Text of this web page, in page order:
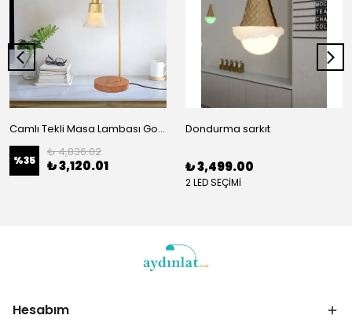
Camlı Tekli Masa Lambası Gold Natural 127
%35
₺ 4,836.02
₺ 3,120.01
Dondurma sarkıt
₺ 3,499.00
2 LED SEÇİMİ
Hesabım